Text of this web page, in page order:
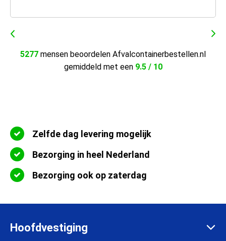
5277 mensen beoordelen Afvalcontainerbestellen.nl
gemiddeld met een 9.5 / 10
Zelfde dag levering mogelijk
Bezorging in heel Nederland
Bezorging ook op zaterdag
Hoofdvestiging